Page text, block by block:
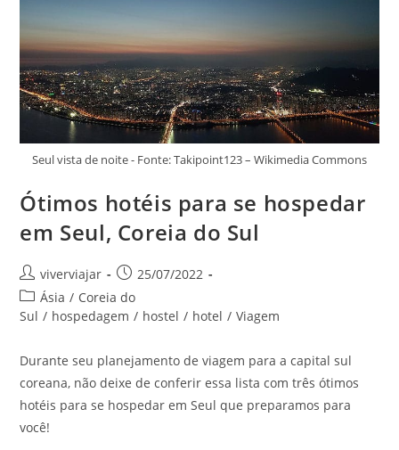
Dos
Seul vista de noite - Fonte: Takipoint123 – Wikimedia Commons
Ótimos hotéis para se hospedar
em Seul, Coreia do Sul
Autor
do
post:
viverviajar
Post
publicado:
25/07/2022
Categoria
do
Ásia / Coreia do
Sul / hospedagem / hostel / hotel / Viagem
Durante seu planejamento de viagem para a capital sul
coreana, não deixe de conferir essa lista com três ótimos
hotéis para se hospedar em Seul que preparamos para
você!